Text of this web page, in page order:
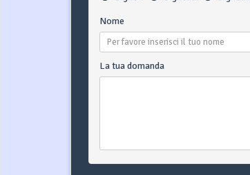
Nome
La tua domanda